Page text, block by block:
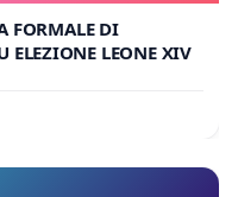
FORMALE DI
ELEZIONE LEONE XIV